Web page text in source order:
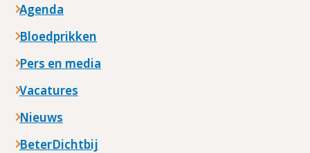
Agenda
Bloedprikken
Pers en media
Vacatures
Nieuws
BeterDichtbij